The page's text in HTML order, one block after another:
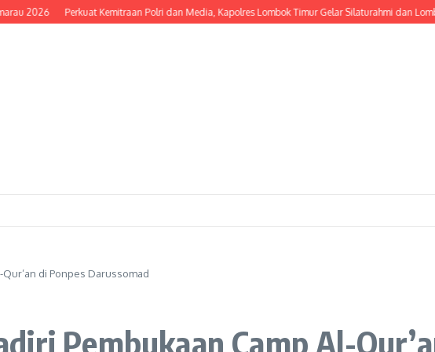
Perkuat Kemitraan Polri dan Media, Kapolres Lombok Timur Gelar Silaturahmi dan Lomba
di Ponpes Darussomad
Pembukaan Camp Al-